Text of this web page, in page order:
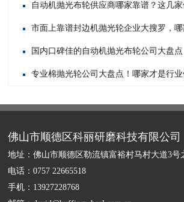
专业棉抛光轮公司大盘点！哪家才是行业
佛山市顺德区科丽研磨科技有限公司
地址：佛山市顺德区勒流镇富裕村马村大道3号
电话：0757 22665518
手机：13927228768